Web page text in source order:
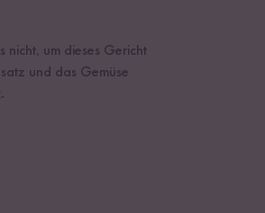
nicht, um dieses Gericht
und das Gemüse